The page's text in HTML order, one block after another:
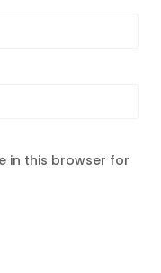
in this browser for